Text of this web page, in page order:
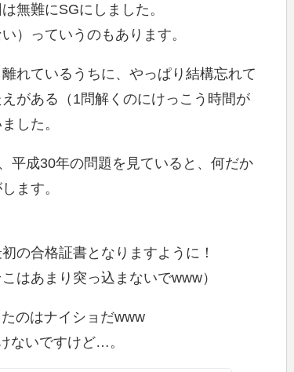
無難にSGにしました。
）っていうのもあります。
れているうちに、やっぱり結構忘れて
がある（1問解くのにけっこう時間が
した。
平成30年の問題を見ていると、何だか
ます。
の合格証書となりますように！
はあまり突っ込まないでwww）
のはナイショだwww
ないですけど…。